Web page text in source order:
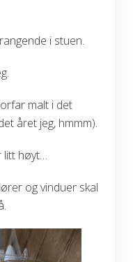
i stuen.
malt i det
året jeg, hmmm).
litt høyt…
og vinduer skal